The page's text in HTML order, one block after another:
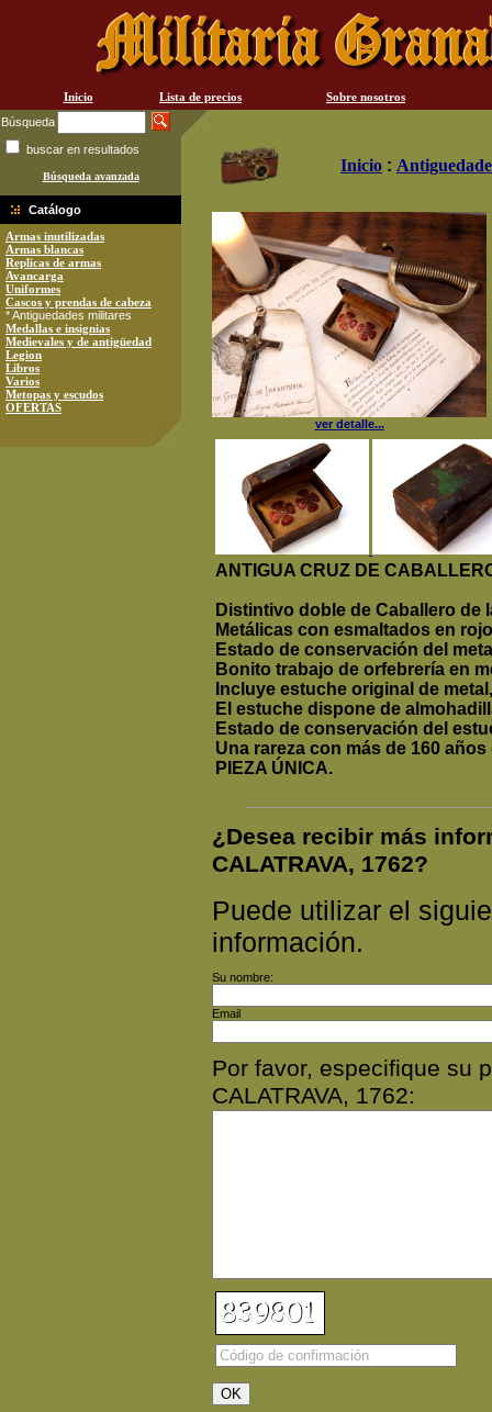
Inicio Lista de precios
Sobre nosotros
Búsqueda
buscar en resultados
Búsqueda avanzada
Catálogo
Armas inutilizadas
Armas blancas
Replicas de armas
Avancarga
Uniformes
Cascos y prendas de cabeza
* Antiguedades militares
Medallas e insignias
Medievales y de antigüedad
Legion
Libros
Varios
Metopas y escudos
OFERTAS
Inicio :
ver detalle...
ANTIGUA CRUZ DE
Distintivo doble de Caballero de
Metálicas con esmaltados en
Estado de conservación del
Bonito trabajo de orfebrería en
Incluye estuche original de
El estuche dispone de
Estado de conservación del
Una rareza con más de 160
PIEZA ÚNICA.
¿Desea recibir más
CALATRAVA, 1762?
Puede utilizar el
información.
Su nombre:
Email
Por favor, especifique su
CALATRAVA, 1762: